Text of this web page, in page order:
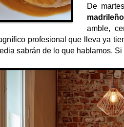
De
madrileño
amble,
profesional que lleva ya
sabrán de lo que hablamos.